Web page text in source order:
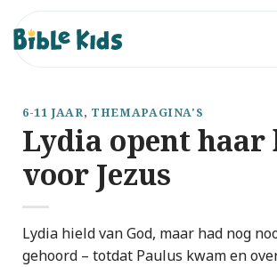
naar
inhoud
6-11 JAAR, THEMAPAGINA'S
Lydia opent
voor Jezus
Lydia hield van God, maar had nog
gehoord – totdat Paulus kwam en